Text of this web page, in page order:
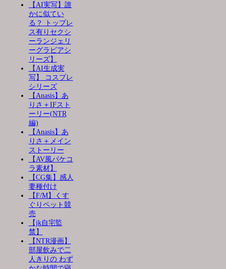
【AI実写】誰
かに似てい
る？ トップレ
ス有りセクシ
ーランジェリ
ーグラビアシ
リーズ】
【AI生成実
写】 コスプレ
シリーズ
【Anasis】あ
りさ＋IFスト
ーリー(NTR
編)
【Anasis】あ
りさ＋メイン
ストーリー
【AV風パケコ
ラ素材】
【CG集】感人
妻種付け
【F/M】くす
ぐりペット競
売
【jk自宅監
禁】
【NTR漫画】
部屋飲みで二
人きりの わず